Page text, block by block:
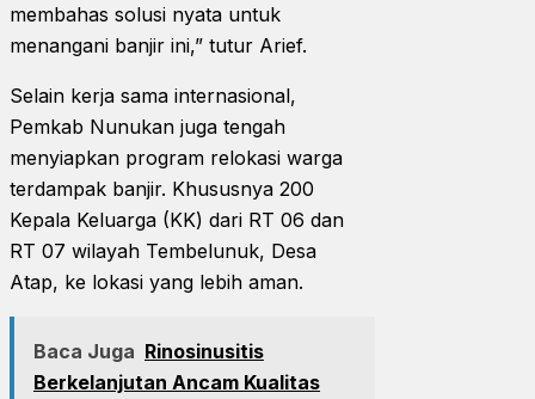
membahas solusi nyata untuk
menangani banjir ini,” tutur Arief.
Selain kerja sama internasional,
Pemkab Nunukan juga tengah
menyiapkan program relokasi warga
terdampak banjir. Khususnya 200
Kepala Keluarga (KK) dari RT 06 dan
RT 07 wilayah Tembelunuk, Desa
Atap, ke lokasi yang lebih aman.
Baca Juga Rinosinusitis
Berkelanjutan Ancam Kualitas